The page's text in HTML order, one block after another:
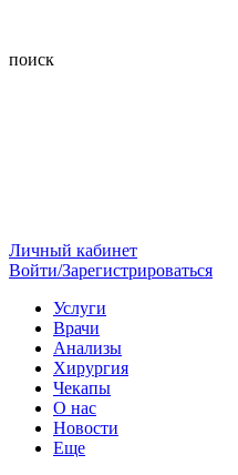
поиск
Личный кабинет
Войти/Зарегистрироваться
Услуги
Врачи
Анализы
Хирургия
Чекапы
О нас
Новости
Еще